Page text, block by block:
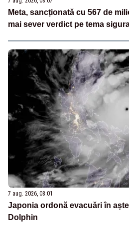
Meta, sancționată cu 567 de
mai sever verdict pe tema
7 aug. 2026, 08:01
Japonia ordonă evacuări în
Dolphin